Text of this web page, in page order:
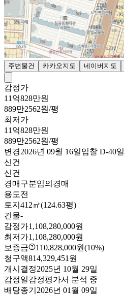
주변물건 카카오지도 네이버지도
감정가
11억828만원
889만2562원/평
최저가
11억828만원
889만2562원/평
변경2026년 09월 16일입찰 D-40일
신건
신건
경매구분임의경매
용도전
토지 412㎡(124.63평)
건물-
감정가1,108,280,000원
최저가1,108,280,000원
보증금
110,828,000원(10%)
청구액814,329,451원
개시결정2025년 10월 29일
감정일감정평가서 분석 중
배당종기 2026년 01월 09일